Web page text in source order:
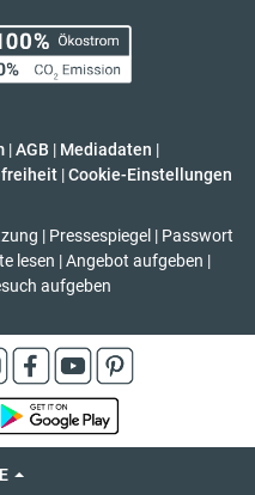
|AGB | Mediadaten |
| Cookie-Einstellungen
| Pressespiegel | Passwort
lesen | Angebot aufgeben |
aufgeben